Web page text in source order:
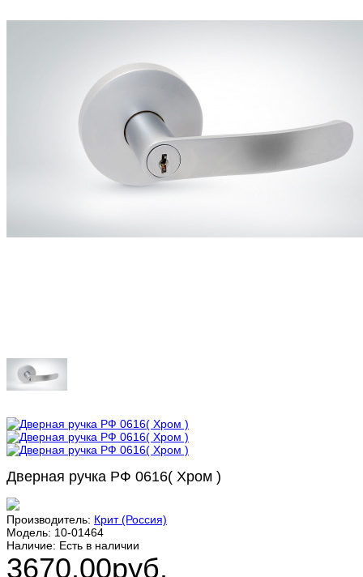
Дверная ручка РФ 0616( Хром )
Производитель: Крит (Россия)
Модель: 10-01464
Наличие: Есть в наличии
3670.00руб.